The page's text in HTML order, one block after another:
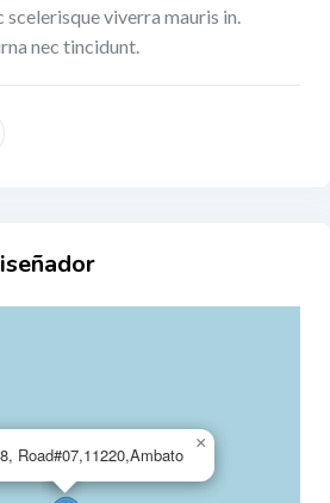
scelerisque viverra mauris in.
nec tincidunt.
Road#07,11220,Ambato
×